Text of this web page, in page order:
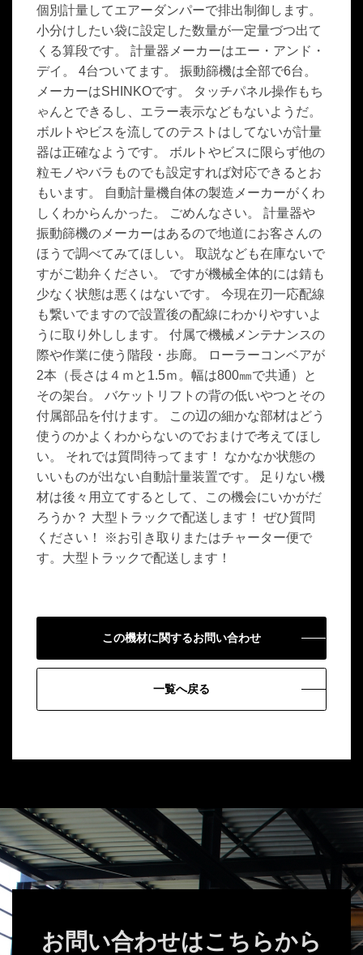
個別計量してエアーダンパーで排出制御します。
小分けしたい袋に設定した数量が一定量づつ出て
くる算段です。 計量器メーカーはエー・アンド・
デイ。 4台ついてます。 振動篩機は全部で6台。
メーカーはSHINKOです。 タッチパネル操作もち
ゃんとできるし、エラー表示などもないようだ。
ボルトやビスを流してのテストはしてないが計量
器は正確なようです。 ボルトやビスに限らず他の
粒モノやバラものでも設定すれば対応できるとお
もいます。 自動計量機自体の製造メーカーがくわ
しくわからんかった。 ごめんなさい。 計量器や
振動篩機のメーカーはあるので地道にお客さんの
ほうで調べてみてほしい。 取説なども在庫ないで
すがご勘弁ください。 ですが機械全体的には錆も
少なく状態は悪くはないです。 今現在刃一応配線
も繋いでますので設置後の配線にわかりやすいよ
うに取り外しします。 付属で機械メンテナンスの
際や作業に使う階段・歩廊。 ローラーコンベアが
2本（長さは４ｍと1.5ｍ。幅は800㎜で共通）と
その架台。 バケットリフトの背の低いやつとその
付属部品を付けます。 この辺の細かな部材はどう
使うのかよくわからないのでおまけで考えてほし
い。 それでは質問待ってます！ なかなか状態の
いいものが出ない自動計量装置です。 足りない機
材は後々用立てするとして、この機会にいかがだ
ろうか？ 大型トラックで配送します！ ぜひ質問
ください！ ※お引き取りまたはチャーター便で
す。大型トラックで配送します！
この機材に関するお問い合わせ
一覧へ戻る
お問い合わせはこちらから